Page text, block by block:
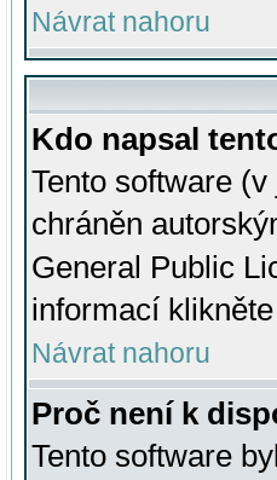
Návrat nahoru
Kdo napsal
Tento software
chráněn
General Public
informací klikněte
Návrat nahoru
Proč není k
Tento software